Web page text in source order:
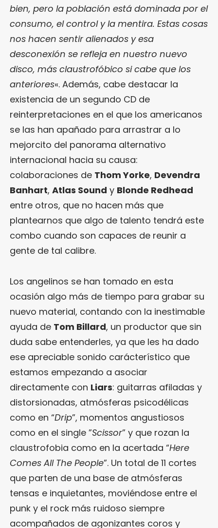
bien, pero la población está dominada por el
consumo, el control y la mentira. Estas cosas
nos hacen sentir alienados y esa
desconexión se refleja en nuestro nuevo
disco, más claustrofóbico si cabe que los
anteriores«. Además, cabe destacar la
existencia de un segundo CD de
reinterpretaciones en el que los americanos
se las han apañado para arrastrar a lo
mejorcito del panorama alternativo
internacional hacia su causa:
colaboraciones de Thom Yorke, Devendra
Banhart, Atlas Sound y Blonde Redhead
entre otros, que no hacen más que
plantearnos que algo de talento tendrá este
combo cuando son capaces de reunir a
gente de tal calibre.
Los angelinos se han tomado en esta
ocasión algo más de tiempo para grabar su
nuevo material, contando con la inestimable
ayuda de Tom Billard, un productor que sin
duda sabe entenderles, ya que les ha dado
ese apreciable sonido carácterístico que
estamos empezando a asociar
directamente con Liars: guitarras afiladas y
distorsionadas, atmósferas psicodélicas
como en “Drip”, momentos angustiosos
como en el single ”Scissor” y que rozan la
claustrofobia como en la acertada “Here
Comes All The People”. Un total de 11 cortes
que parten de una base de atmósferas
tensas e inquietantes, moviéndose entre el
punk y el rock más ruidoso siempre
acompañados de agonizantes coros y